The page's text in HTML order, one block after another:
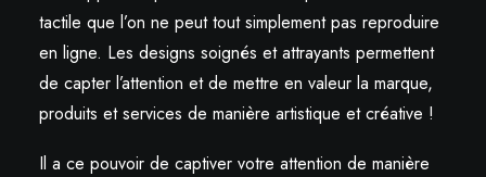
tactile que l’on ne peut tout simplement pas reproduire
en ligne. Les designs soignés et attrayants permettent
de capter l’attention et de mettre en valeur la marque,
produits et services de manière artistique et créative !
Il a ce pouvoir de captiver votre attention de manière